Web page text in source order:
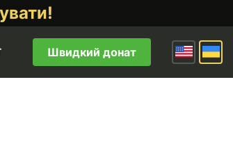
Швидкий донат